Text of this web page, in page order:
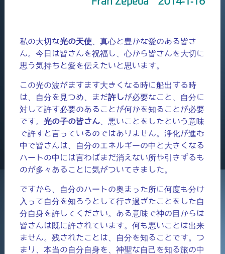
私の大切な光の天使、真心と豊かな愛のある皆さ
ん。今日は皆さんを祝福し、心から皆さんを大切に
思う気持ちと愛を伝えたいと思います。
この光の波がますます大きくなる時に船出する時
は、自分を見つめ、まだ許しが必要なこと、自分に
対して許す必要のあることが何かを知ることが必要
です。 光の子の皆さん、悪いことをしたという意味
で許すと言っているのではありません。浄化が進む
中で皆さんは、自分のエネルギーの中と大きくなる
ハートの中には言わばまだ消えない所や引きずるも
のが多々あることに気がついてきました。
ですから、自分のハートの奥まった所に何度も分け
入って自分を知ろうとして行き過ぎたことをした自
分自身を許してください。ある意味で神の目からは
皆さんは既に許されています。何も悪いことは出来
ません。残されたことは、自分を知ることです。つ
まり、本当の自分自身を、神聖な自己を知る旅の中